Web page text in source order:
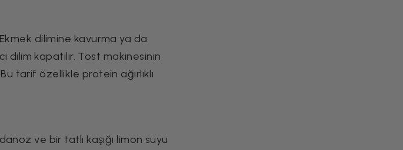
dilimine kavurma ya da
dilim kapatılır. Tost makinesinin
tarif özellikle protein ağırlıklı
ve bir tatlı kaşığı limon suyu